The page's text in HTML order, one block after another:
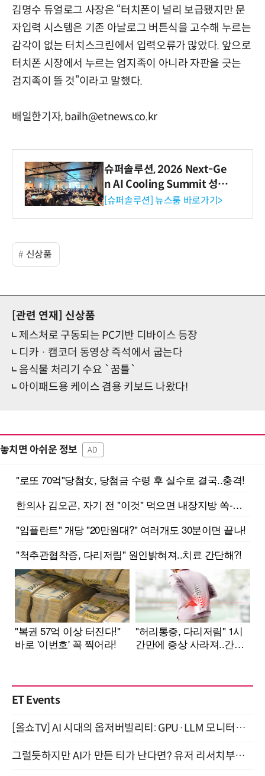
김명수 듀얼로그 사장은 “터치폰이 널리 보급됐지만 문
자입력 시스템은 기존 아날로그 버튼식을 고수해 누르는
감각이 없는 터치스크린에서 입력오류가 많았다. 앞으로
터치폰 시장에서 누르는 엄지족이 아니라 자판을 긋는
검지족이 뜰 것”이라고 말했다.
배일한기자, bailh@etnews.co.kr
슈퍼솔루션, 2026 Next-Ge
n AI Cooling Summit 성황
리 성료
[슈퍼솔루션] 뉴스룸 바로가기>
신상품
[관련 연재]
신상품
제스처로 구동되는 PC기반 디바이스 등장
디카 · 캠코더 동영상 즉석에서 굽는다
음식물 처리기 수요 `꿈틀`
아이패드용 케이스 겸용 키보드 나왔다!
놓치면 아쉬운 정보 AD
ET Events
[올쇼TV] AI 시대의 옵저버빌리티: GPU·LLM 모니터링부터 AI 기반 장애 대응까지 (8/11 생방송)
그럴듯하지만 AI가 만든 티가 난다면? 유저 리서치부터 배포까지! (9/15)